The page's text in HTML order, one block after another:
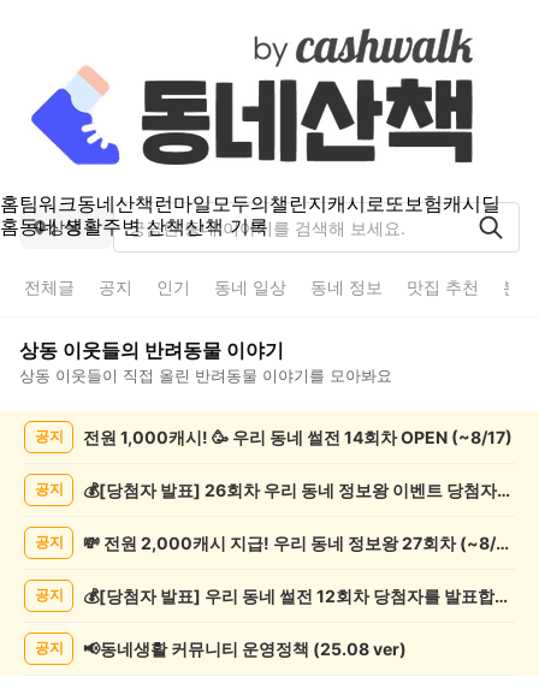
홈팀워크동네산책런마일모두의챌린지캐시로또보험캐시딜
홈동네 생활주변 산책산책 기록
상동
전체글 공지 인기 동네 일상 동네 정보 맛집 추천 분
상동 이웃들의 반려동물 이야기
상동 이웃들이 직접 올린 반려동물 이야기를 모아봐요
공지 전원 1,000캐시! 🥳 우리 동네 썰전 14회차 OPEN (~8/17)
공지 💰[당첨자 발표] 26회차 우리 동네 정보왕 이벤트 당첨자를 발표합니다!
공지 💸 전원 2,000캐시 지급! 우리 동네 정보왕 27회차 (~8/10)
공지 💰[당첨자 발표] 우리 동네 썰전 12회차 당첨자를 발표합니다!
공지 📢동네생활 커뮤니티 운영정책 (25.08 ver)